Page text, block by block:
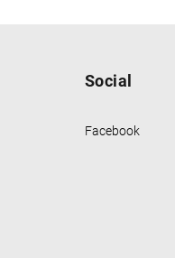
Social
Facebook